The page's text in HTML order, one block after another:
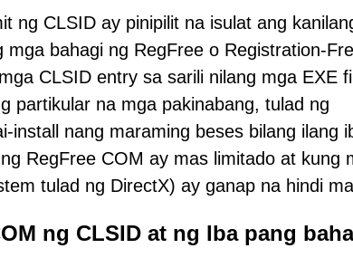
ng CLSID ay pinipilit na isulat ang
bahagi ng RegFree o Registration-
CLSID entry sa sarili nilang mga EXE
partikular na mga pakinabang, tulad ng
install nang maraming beses bilang ilang
RegFree COM ay mas limitado at kung
tulad ng DirectX) ay ganap na hindi
ng CLSID at ng Iba pang